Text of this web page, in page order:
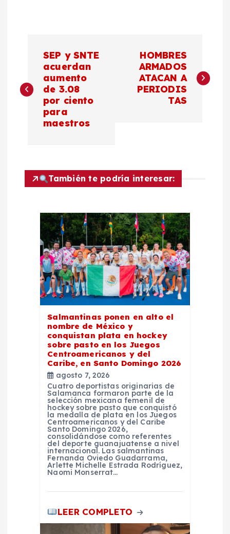
v
a
SEP y SNTE
acuerdan
aumento
de 3.08
por ciento
para
maestros
HOMBRES
ARMADOS
ATACAN A
PERIODIS
TAS
También te podría interesar:
Salmantinas ponen en alto el
nombre de México y
conquistan plata en hockey
sobre pasto en los Juegos
Centroamericanos y del
Caribe, en Santo Domingo 2026
agosto 7, 2026
Cuatro deportistas originarias de
Salamanca formaron parte de la
selección mexicana femenil de
hockey sobre pasto que conquistó
la medalla de plata en los Juegos
Centroamericanos y del Caribe
Santo Domingo 2026,
consolidándose como referentes
del deporte guanajuatense a nivel
internacional. Las salmantinas
Fernanda Oviedo Guadarrama,
Arlette Michelle Estrada Rodríguez,
Naomi Monserrat…
LEER COMPLETO